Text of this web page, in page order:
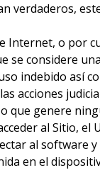
verdaderos,
Internet, o por
se considere
indebido así
acciones
que genere
al Sitio, el
al software
en el